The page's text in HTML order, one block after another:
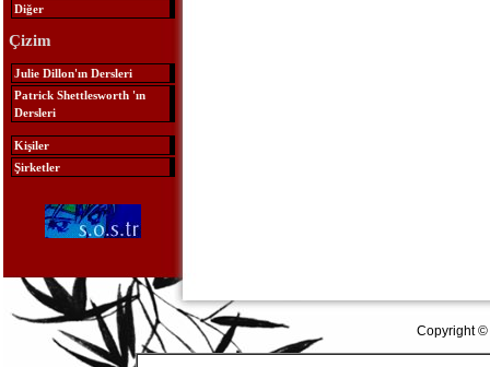
Diğer
Çizim
Julie Dillon'ın Dersleri
Patrick Shettlesworth 'ın
Dersleri
Kişiler
Şirketler
Copyright ©